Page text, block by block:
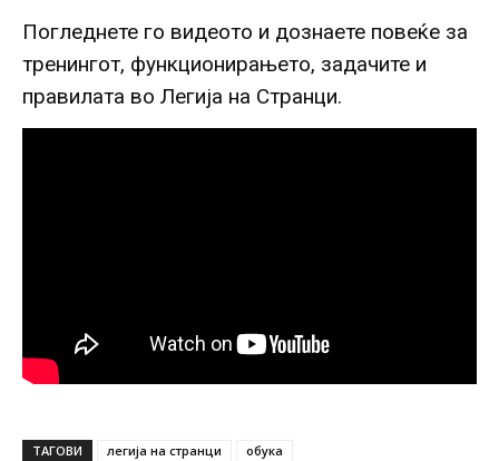
Погледнете го видеото и дознаете повеќе за
тренингот, функционирањето, задачите и
правилата во Легија на Странци.
ТАГОВИ легија на странци обука